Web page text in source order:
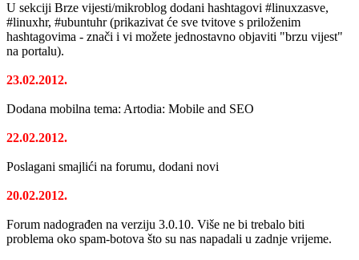
U sekciji Brze vijesti/mikroblog dodani hashtagovi #linuxzasve,
#linuxhr, #ubuntuhr (prikazivat će sve tvitove s priloženim
hashtagovima - znači i vi možete jednostavno objaviti "brzu vijest"
na portalu).
23.02.2012.
Dodana mobilna tema: Artodia: Mobile and SEO
22.02.2012.
Poslagani smajlići na forumu, dodani novi
20.02.2012.
Forum nadograđen na verziju 3.0.10. Više ne bi trebalo biti
problema oko spam-botova što su nas napadali u zadnje vrijeme.